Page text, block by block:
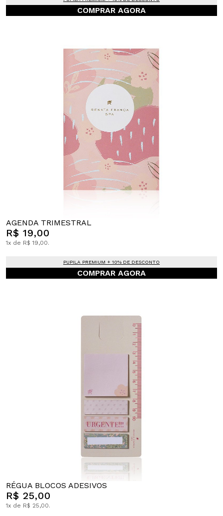
COMPRAR AGORA
AGENDA TRIMESTRAL
R$ 19,00
1x de R$ 19,00.
PUPILA PREMIUM + 10% DE DESCONTO
COMPRAR AGORA
RÉGUA BLOCOS ADESIVOS
R$ 25,00
1x de R$ 25,00.